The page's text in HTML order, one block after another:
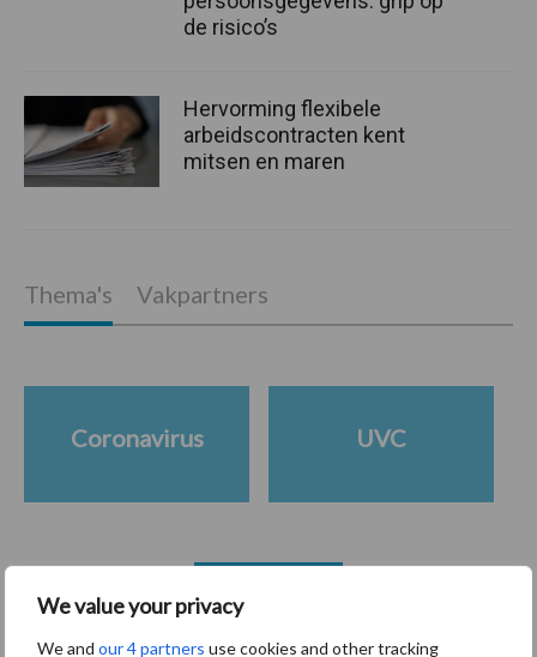
We value your privacy
We and our 4 partners use cookies and other tracking
de risico’s
Hervorming flexibele
arbeidscontracten kent
mitsen en maren
Thema's Vakpartners
Coronavirus UVC